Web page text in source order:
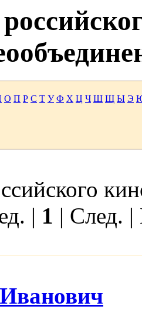
О П Р С Т У Ф Х Ц Ч Ш Щ Ы Э
| 1 | След.